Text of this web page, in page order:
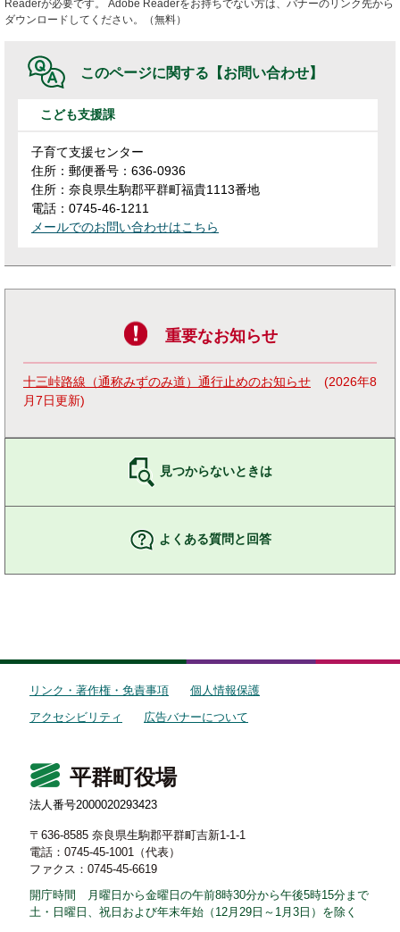
Readerが必要です。
Adobe Readerをお持ちでない方は、バナーのリンク先から
ダウンロードしてください。（無料）
このページに関する 【お問い合わせ】
こども支援課
子育て支援センター
住所：郵便番号：636-0936
住所：奈良県生駒郡平群町福貴1113番地
電話：0745-46-1211
メールでのお問い合わせはこちら
重要なお知らせ
十三峠路線（通称みずのみ道）通行止めのお知らせ
2026年8
月7日更新
見つからないときは
よくある質問と回答
リンク・著作権・免責事項
個人情報保護
アクセシビリティ
広告バナーについて
平群町役場
法人番号2000020293423
〒636-8585 奈良県生駒郡平群町吉新1-1-1
電話：0745-45-1001（代表）
ファクス：0745-45-6619
開庁時間 月曜日から金曜日の午前8時30分から午後5時15分まで
土・日曜日、祝日および年末年始（12月29日～1月3日）を除く